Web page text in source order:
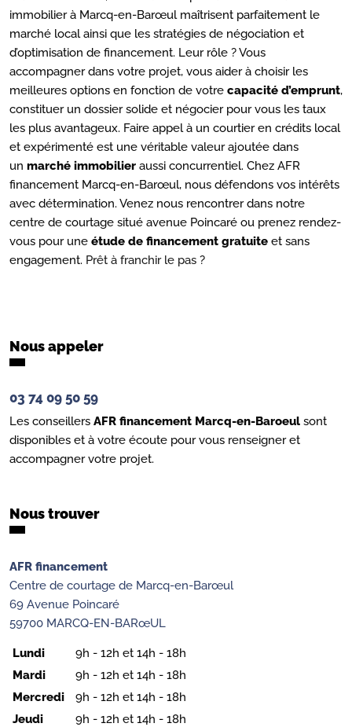
immobilier à Marcq-en-Barœul maîtrisent parfaitement le
marché local ainsi que les stratégies de négociation et
d’optimisation de financement. Leur rôle ? Vous
accompagner dans votre projet, vous aider à choisir les
meilleures options en fonction de votre capacité d’emprunt,
constituer un dossier solide et négocier pour vous les taux
les plus avantageux. Faire appel à un courtier en crédits local
et expérimenté est une véritable valeur ajoutée dans
un marché immobilier aussi concurrentiel. Chez AFR
financement Marcq-en-Barœul, nous défendons vos intérêts
avec détermination. Venez nous rencontrer dans notre
centre de courtage situé avenue Poincaré ou prenez rendez-
vous pour une étude de financement gratuite et sans
engagement. Prêt à franchir le pas ?
Nous appeler
03 74 09 50 59
Les conseillers AFR financement Marcq-en-Baroeul sont
disponibles et à votre écoute pour vous renseigner et
accompagner votre projet.
Nous trouver
AFR financement
Centre de courtage de Marcq-en-Barœul
69 Avenue Poincaré
59700 MARCQ-EN-BARœUL
Lundi
9h - 12h et 14h - 18h
Mardi
9h - 12h et 14h - 18h
Mercredi
9h - 12h et 14h - 18h
Jeudi
9h - 12h et 14h - 18h